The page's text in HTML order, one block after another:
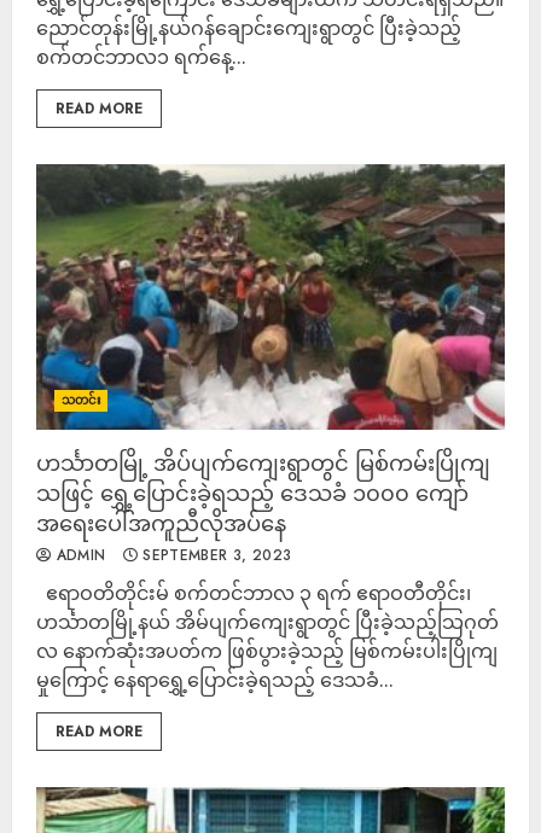
ညောင်တုန်းမြို့နယ်ဂန်ချောင်းကျေးရွာတွင် ပြီးခဲ့သည့်
စက်တင်ဘာလ၁ ရက်နေ့...
READ MORE
သတင်း
ဟင်္သာတမြို့ အိပ်ပျက်ကျေးရွာတွင် မြစ်ကမ်းပြိုကျ
သဖြင့် ရွှေ့ပြောင်းခဲ့ရသည့် ဒေသခံ ၁၀၀၀ ကျော်
အရေးပေါ်အကူညီလိုအပ်နေ
ADMIN SEPTEMBER 3, 2023
ဧရာဝတိတိုင်းမ် စက်တင်ဘာလ ၃ ရက် ဧရာဝတီတိုင်း၊
ဟင်္သာတမြို့နယ် အိမ်ပျက်ကျေးရွာတွင် ပြီးခဲ့သည့်သြဂုတ်
လ နောက်ဆုံးအပတ်က ဖြစ်ပွားခဲ့သည့် မြစ်ကမ်းပါးပြိုကျ
မှုကြောင့် နေရာရွှေ့ပြောင်းခဲ့ရသည့် ဒေသခံ...
READ MORE